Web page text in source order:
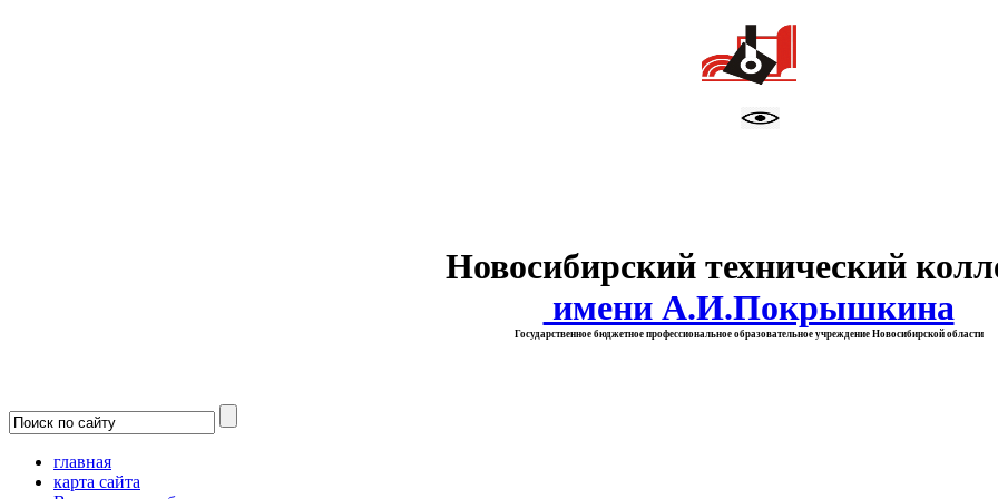
Новосибирский технический
имени А.И.Покрышкина
Государственное бюджетное профессиональное образовательное учреждение Новосибирской области
главная
карта сайта